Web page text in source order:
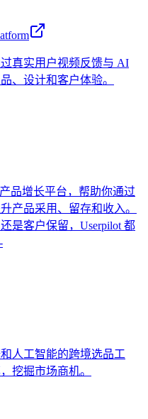
真实用户视频反馈与 AI
、设计和客户体验。
品增长平台，帮助你通过
产品采用、留存和收入。
是客户保留，Userpilot 都
人工智能的跨境选品工
挖掘市场商机。